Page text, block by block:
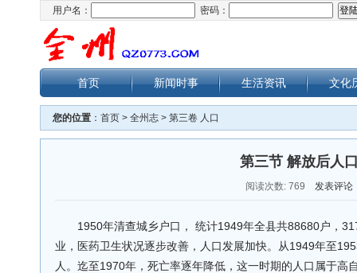
用户名： 密码：
首页 新闻时事 生活资讯 文化
您的位置 ： 首页 > 全州志 > 第三卷 人口
第三节 解放后人
阅读次数: 769 发表评论
1950年清查城乡户口， 统计1949年全县共88680户，
业，医药卫生状况逐步改善，人口发展加快。从1949年至
人。迄至1970年，死亡率逐年降低，这一时期的人口属于高